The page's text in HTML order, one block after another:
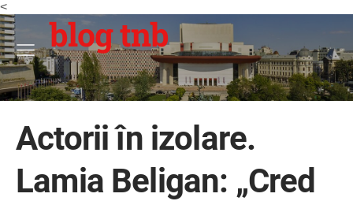
<
blog tnb
Actorii în izolare.
Lamia Beligan: „Cred